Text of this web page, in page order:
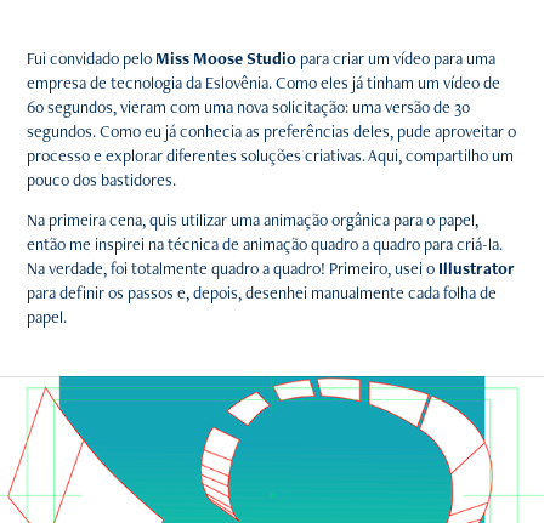
Fui convidado pelo Miss Moose Studio para criar um vídeo para uma
empresa de tecnologia da Eslovênia. Como eles já tinham um vídeo de
60 segundos, vieram com uma nova solicitação: uma versão de 30
segundos. Como eu já conhecia as preferências deles, pude aproveitar o
processo e explorar diferentes soluções criativas. Aqui, compartilho um
pouco dos bastidores.
Na primeira cena, quis utilizar uma animação orgânica para o papel,
então me inspirei na técnica de animação quadro a quadro para criá-la.
Na verdade, foi totalmente quadro a quadro! Primeiro, usei o Illustrator
para definir os passos e, depois, desenhei manualmente cada folha de
papel.